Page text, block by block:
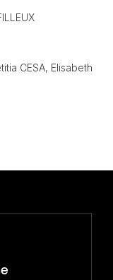
CESA, Elisabeth